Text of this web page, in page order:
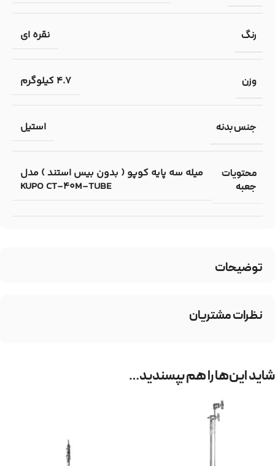
توضیحات
رنگ نقره ای
وزن 4.7 کیلوگرم
جنس بدنه استیل
محتویات
جعبه
میله سه پایه کوپو ( بدون بیس استند ) مدل
KUPO CT-40M-TUBE
نظرات مشتریان
شاید این‌ها را هم بپسندید…